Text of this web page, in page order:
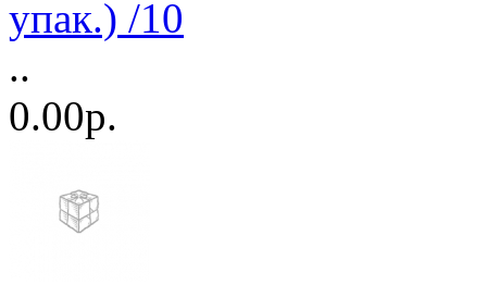
упак.) /10
..
0.00р.